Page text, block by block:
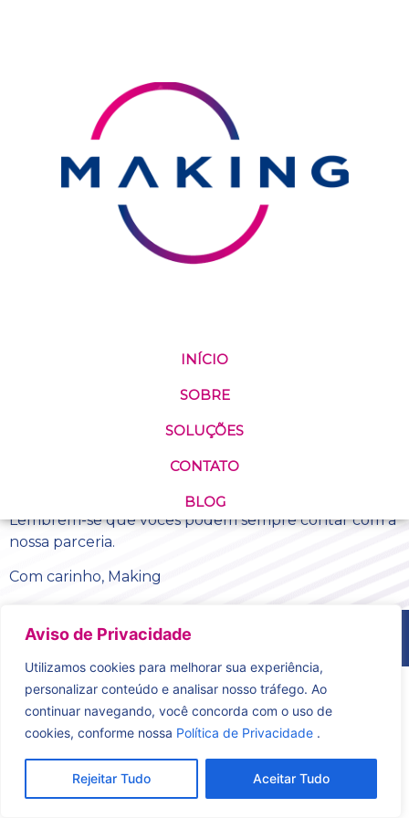
Aviso de Privacidade
Utilizamos cookies para melhorar sua experiência,
personalizar conteúdo e analisar nosso tráfego. Ao
continuar navegando, você concorda com o uso de
cookies, conforme nossa Política de Privacidade .
Rejeitar Tudo Aceitar Tudo
INÍCIO
SOBRE
SOLUÇÕES
CONTATO
BLOG
Dia do Biomédico
A profissão da Biomedicina é uma das mais
diversificadas da área da saúde, afinal oferece 35
habilitações diferentes regulamentadas pelo CRBM.
Isso significa que o profissional pode trabalhar com
foco no estudo e pesquisa de melhorias e
E hoje é dia de celebrar os responsáveis pelo futuro.
Os visionários da saúde.
Biomédicos, parabéns pelo seu dia
Lembrem-se que vocês podem sempre contar com a
nossa parceria.
Com carinho, Making